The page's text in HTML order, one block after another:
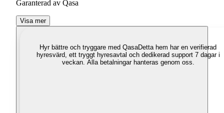
Garanterad av Qasa
Visa mer
Hyr bättre och tryggare med QasaDetta hem har en verifierad
hyresvärd, ett tryggt hyresavtal och dedikerad support 7 dagar i
veckan. Alla betalningar hanteras genom oss.